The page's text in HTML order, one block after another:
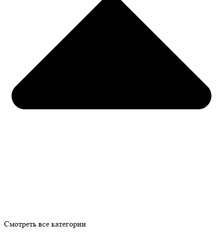
Смотреть все категории